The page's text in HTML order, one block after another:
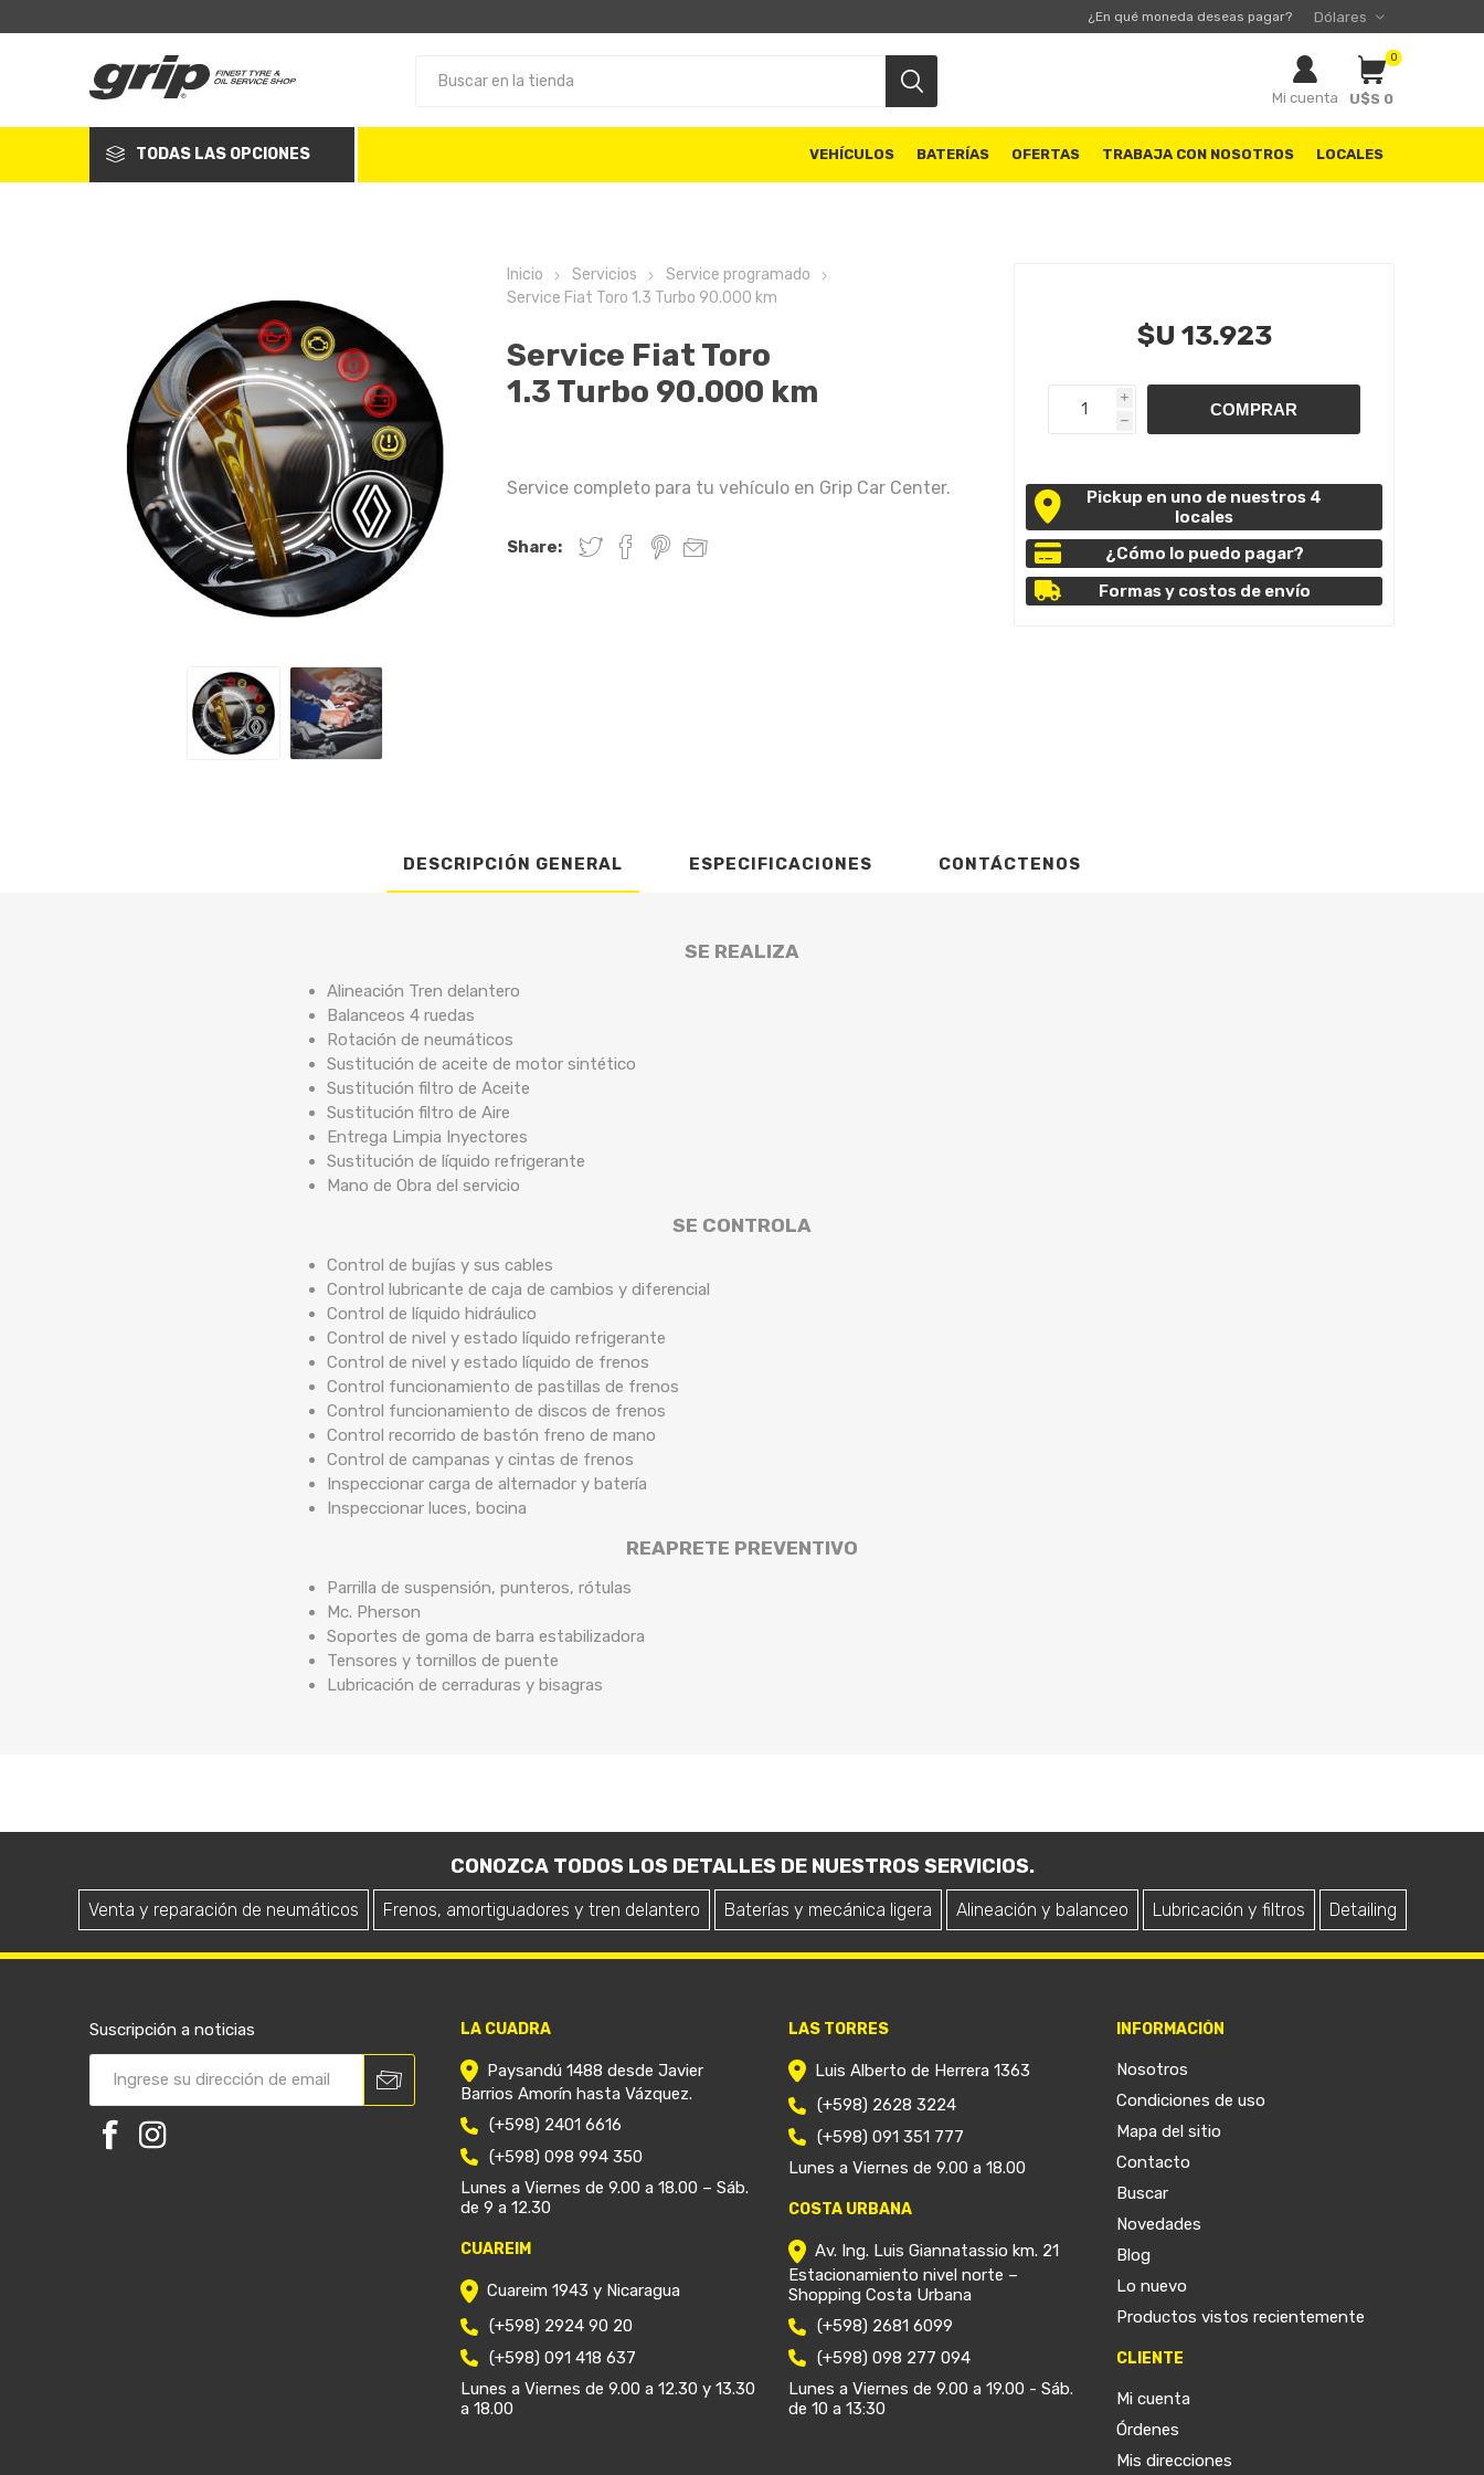
¿En qué moneda deseas pagar?
Mi cuenta
0
U$S 0
TODAS LAS OPCIONES VEHÍCULOS BATERÍAS OFERTAS TRABAJA CON NOSOTROS LOCALES
Inicio Servicios
Service programado
Service Fiat Toro 1.3 Turbo 90.000 km
Service Fiat Toro
1.3 Turbo 90.000 km
Service completo para tu vehículo en Grip Car Center.
Share:
$U 13.923
i
h
Pickup en uno de nuestros 4
locales
¿Cómo lo puedo pagar?
Formas y costos de envío
DESCRIPCIÓN GENERAL ESPECIFICACIONES CONTÁCTENOS
SE REALIZA
Alineación Tren delantero
Balanceos 4 ruedas
Rotación de neumáticos
Sustitución de aceite de motor sintético
Sustitución filtro de Aceite
Sustitución filtro de Aire
Entrega Limpia Inyectores
Sustitución de líquido refrigerante
Mano de Obra del servicio
SE CONTROLA
Control de bujías y sus cables
Control lubricante de caja de cambios y diferencial
Control de líquido hidráulico
Control de nivel y estado líquido refrigerante
Control de nivel y estado líquido de frenos
Control funcionamiento de pastillas de frenos
Control funcionamiento de discos de frenos
Control recorrido de bastón freno de mano
Control de campanas y cintas de frenos
Inspeccionar carga de alternador y batería
Inspeccionar luces, bocina
REAPRETE PREVENTIVO
Parrilla de suspensión, punteros, rótulas
Mc. Pherson
Soportes de goma de barra estabilizadora
Tensores y tornillos de puente
Lubricación de cerraduras y bisagras
CONOZCA TODOS LOS DETALLES DE NUESTROS SERVICIOS.
Venta y reparación de neumáticos Frenos, amortiguadores y tren delantero Baterías y mecánica ligera Alineación y balanceo Lubricación y filtros Detailing
Suscripción a noticias LA CUADRA
Paysandú 1488 desde Javier
Barrios Amorín hasta Vázquez.
(+598) 2401 6616
(+598) 098 994 350
Lunes a Viernes de 9.00 a 18.00 – Sáb.
de 9 a 12.30
CUAREIM
Cuareim 1943 y Nicaragua
(+598) 2924 90 20
(+598) 091 418 637
Lunes a Viernes de 9.00 a 12.30 y 13.30
a 18.00
LAS TORRES
Luis Alberto de Herrera 1363
(+598) 2628 3224
(+598) 091 351 777
Lunes a Viernes de 9.00 a 18.00
COSTA URBANA
Av. Ing. Luis Giannatassio km. 21
Estacionamiento nivel norte –
Shopping Costa Urbana
(+598) 2681 6099
(+598) 098 277 094
Lunes a Viernes de 9.00 a 19.00 - Sáb.
de 10 a 13:30
INFORMACIÓN
Nosotros
Condiciones de uso
Mapa del sitio
Contacto
Buscar
Novedades
Blog
Lo nuevo
Productos vistos recientemente
CLIENTE
Mi cuenta
Órdenes
Mis direcciones